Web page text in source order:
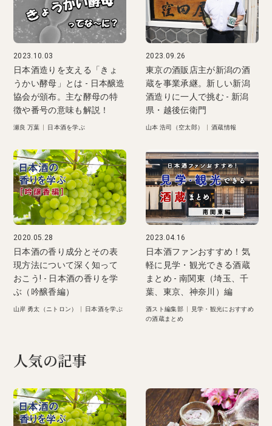
2023.10.03
日本酒造りを支える「きょ
うかい酵母」とは - 日本醸造
協会が頒布。主な酵母の特
徴や番号の意味も解説！
瀬良 万葉 日本酒を学ぶ
2023.09.26
東京の酒販店主が新潟の酒
蔵を事業承継。新しい新潟
酒造りに一人で挑む - 新潟
県・越後伝衛門
山本 浩司（空太郎） 酒蔵情報
2020.05.28
日本酒の香り成分とその表
現方法について深く知って
おこう! - 日本酒の香りを学
ぶ（吟醸香編）
山岸 勇太（ニトロン） 日本酒を学ぶ
2023.04.16
日本酒ファンおすすめ！気
軽に見学・観光できる酒蔵
まとめ - 南関東（埼玉、千
葉、東京、神奈川）編
酒スト編集部
見学・観光におすすめ
の酒蔵まとめ
人気の記事